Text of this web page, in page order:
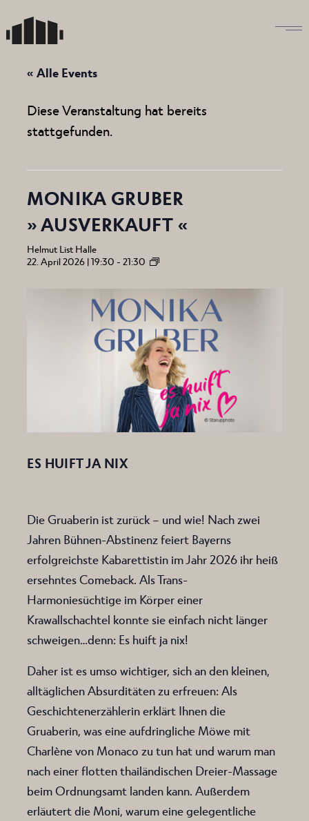
to
the
« Alle Events
Diese Veranstaltung hat bereits
stattgefunden.
MONIKA GRUBER
» AUSVERKAUFT «
Helmut List Halle
22. April 2026 | 19:30 -21:30
ES HUIFT JA NIX
Die Gruaberin ist zurück – und wie! Nach zwei
Jahren Bühnen-Abstinenz feiert Bayerns
erfolgreichste Kabarettistin im Jahr 2026 ihr heiß
ersehntes Comeback. Als Trans-
Harmoniesüchtige im Körper einer
Krawallschachtel konnte sie einfach nicht länger
schweigen…denn: Es huift ja nix!
Daher ist es umso wichtiger, sich an den kleinen,
alltäglichen Absurditäten zu erfreuen: Als
Geschichtenerzählerin erklärt Ihnen die
Gruaberin, was eine aufdringliche Möwe mit
Charlène von Monaco zu tun hat und warum man
nach einer flotten thailändischen Dreier-Massage
beim Ordnungsamt landen kann. Außerdem
erläutert die Moni, warum eine gelegentliche